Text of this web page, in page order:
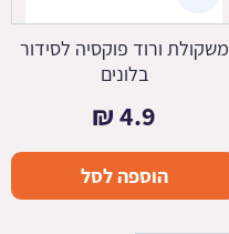
משקולת ורוד פוקסיה לסידור
בלונים
4.9
₪
הוספה לסל